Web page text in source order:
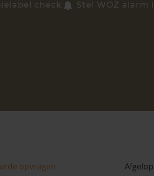
check Stel WOZ alarm
opvragen